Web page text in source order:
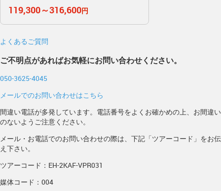
119,300～316,600円
よくあるご質問
ご不明点があればお気軽にお問い合わせください。
050-3625-4045
メールでのお問い合わせはこちら
間違い電話が多発しています。電話番号をよくお確かめの上、お間違い
のないようご注意ください。
メール・お電話でのお問い合わせの際は、下記「ツアーコード」をお伝
え下さい。
ツアーコード：EH-2KAF-VPR031
媒体コード：004